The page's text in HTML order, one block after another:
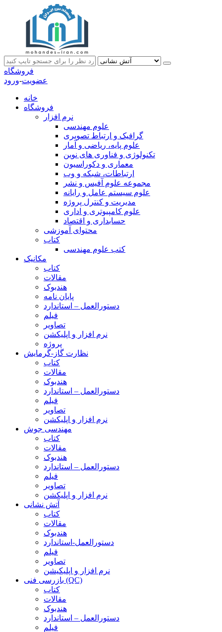
فروشگاه
عضویت-ورود
خانه
فروشگاه
نرم افزار
علوم مهندسی
گرافیک و ارتباط تصویری
علوم پایه، ریاضی و آمار
تکنولوژی و فناوری های نوین
معماری و دکوراسیون
ارتباطات، شبکه و وب
مجموعه علوم آفیس و نشر
علوم سیستم عامل و رایانه
مدیریت و کنترل پروژه
علوم کامپیوتری و اداری
حسابداری و اقتصاد
محتوای آموزشی
کتاب
کتب علوم مهندسی
مکانیک
کتاب
مقالات
هندبوک
پایان نامه
دستورالعمل – استاندارد
فیلم
تصاویر
نرم افزار و اپلیکشن
پروژه
نظارت گاز-گرمایش
کتاب
مقالات
هندبوک
دستورالعمل – استاندارد
فیلم
تصاویر
نرم افزار و اپلیکشن
مهندسی جوش
کتاب
مقالات
هندبوک
دستورالعمل – استاندارد
فیلم
تصاویر
نرم افزار و اپلیکشن
آتش نشانی
کتاب
مقالات
هندبوک
دستورالعمل-استاندارد
فیلم
تصاویر
نرم افزار و اپلیکیشن
بازرسی فنی (QC)
کتاب
مقالات
هندبوک
دستورالعمل – استاندارد
فیلم